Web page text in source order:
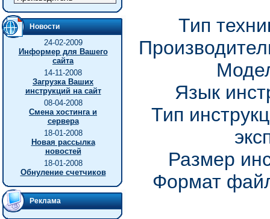
Новости
24-02-2009
Информер для Вашего
сайта
14-11-2008
Загрузка Ваших
инструкций на сайт
08-04-2008
Смена хостинга и
сервера
18-01-2008
Новая рассылка
новостей
18-01-2008
Обнуление счетчиков
Реклама
Тип
Язык
Тип
Размер
Формат